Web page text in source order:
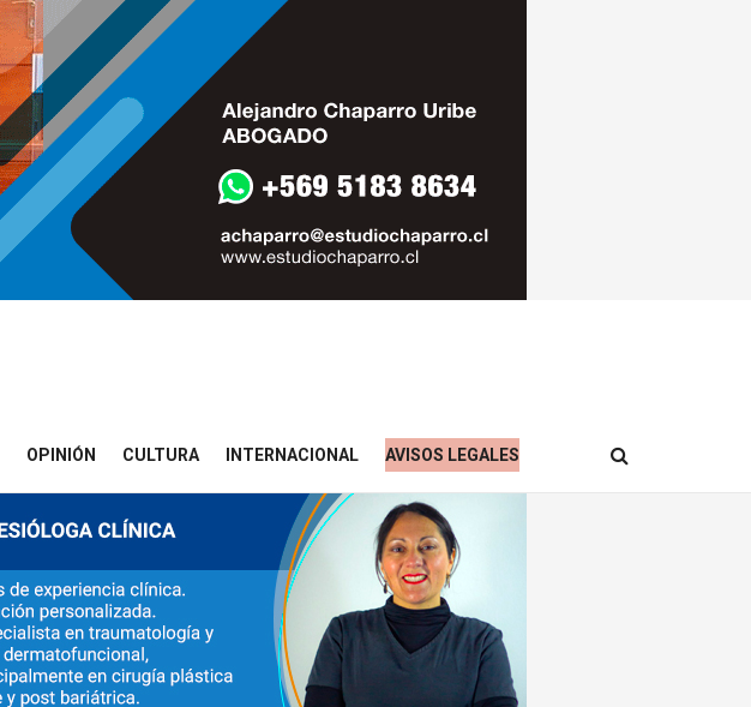
OPINIÓN CULTURA INTERNACIONAL AVISOS LEGALES